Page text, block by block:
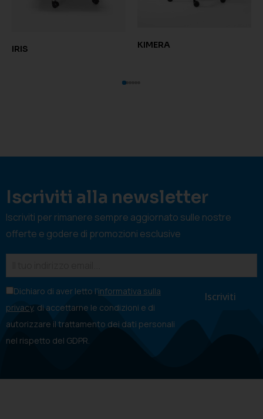
IRIS KIMERA
Iscriviti alla newsletter
Iscriviti per rimanere sempre aggiornato sulle nostre
offerte e godere di promozioni esclusive
Dichiaro di aver letto l'informativa sulla
privacy, di accettarne le condizioni e di
autorizzare il trattamento dei dati personali
nel rispetto del GDPR.